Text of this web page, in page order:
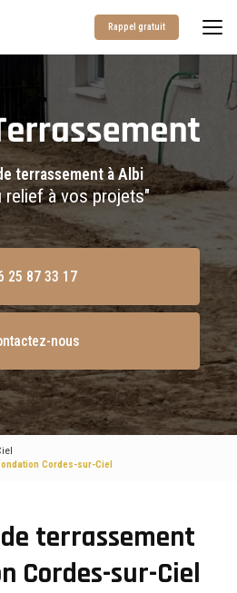
Rappel gratuit
terrassement à Albi
relief à vos projets"
25 87 33 17
nous
Cordes-sur-Ciel
terrassement
Cordes-sur-Ciel